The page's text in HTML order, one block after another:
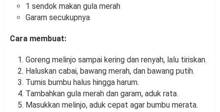
1 sendok makan gula merah
Garam secukupnya
Cara membuat:
Goreng melinjo sampai kering dan renyah, lalu tiriskan.
Haluskan cabai, bawang merah, dan bawang putih.
Tumis bumbu halus hingga harum.
Tambahkan gula merah dan garam, aduk rata.
Masukkan melinjo, aduk cepat agar bumbu merata.